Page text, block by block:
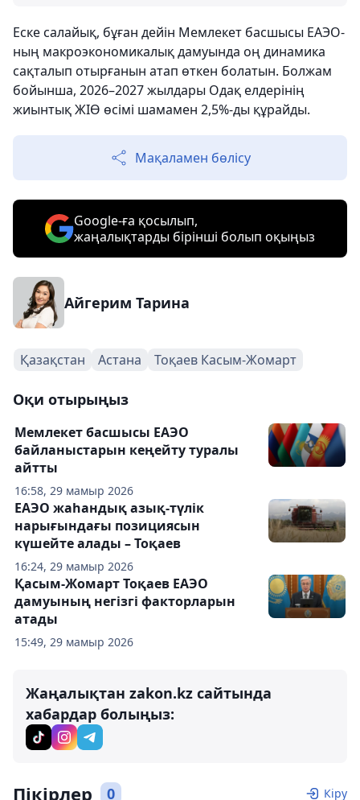
Еске салайық, бұған дейін Мемлекет басшысы ЕАЭО-
ның макроэкономикалық дамуында оң динамика
сақталып отырғанын атап өткен болатын. Болжам
бойынша, 2026–2027 жылдары Одақ елдерінің
жиынтық ЖІӨ өсімі шамамен 2,5%-ды құрайды.
Мақаламен бөлісу
Google-ға қосылып,
жаңалықтарды бірінші болып оқыңыз
Айгерим Тарина
Қазақстан Астана Тоқаев Касым-Жомарт
Оқи отырыңыз
16:58, 29 мамыр 2026
Мемлекет басшысы ЕАЭО
байланыстарын кеңейту туралы
айтты
16:24, 29 мамыр 2026
ЕАЭО жаһандық азық-түлік
нарығындағы позициясын
күшейте алады – Тоқаев
15:49, 29 мамыр 2026
Қасым-Жомарт Тоқаев ЕАЭО
дамуының негізгі факторларын
атады
Жаңалықтан zakon.kz сайтында
хабардар болыңыз:
Пікірлер 0 Кіру